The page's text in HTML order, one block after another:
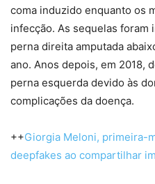
coma induzido enquanto os
infecção. As sequelas
perna direita amputada
ano. Anos depois, em 2018,
perna esquerda devido às
complicações da doença.
++Giorgia Meloni, primeira-
deepfakes ao compartilhar